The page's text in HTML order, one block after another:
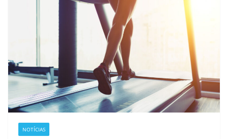
NOTÍCIAS